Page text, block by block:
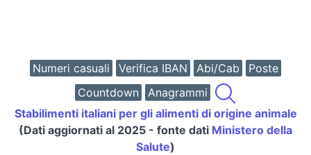
Numeri casuali Verifica IBAN Abi/Cab
Poste
Countdown
Anagrammi
Stabilimenti italiani per gli alimenti di origine animale
(Dati aggiornati al 2025 - fonte dati Ministero della
Salute)